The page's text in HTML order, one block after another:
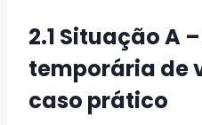
2.1 Situação A
temporária de
caso prático